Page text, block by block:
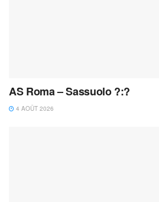
AS Roma – Sassuolo ?:?
4 AOÛT 2026